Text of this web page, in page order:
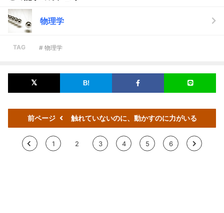
物理学
TAG # 物理学
前ページ 触れていないのに、動かすのに力がいる
< 1 2 3 4 5 6 >